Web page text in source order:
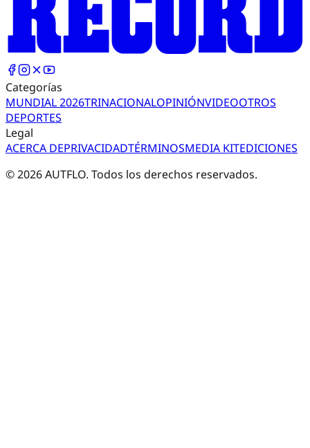
Categorías
MUNDIAL 2026TRINACIONALOPINIÓNVIDEOOTROS
DEPORTES
Legal
ACERCA DEPRIVACIDADTÉRMINOSMEDIA KITEDICIONES
©2026AUTFLO. Todos los derechos reservados.